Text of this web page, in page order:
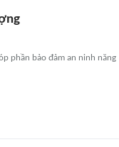
phần bảo đảm an ninh năng